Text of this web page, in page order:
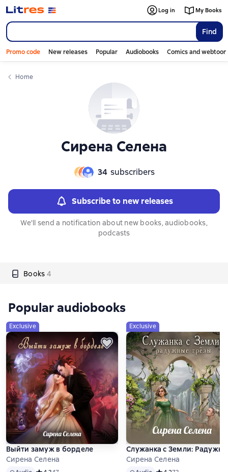
Find
Log in My Books
Promo code New releases Popular Audiobooks Comics and
Home
Сирена Селена
34 subscribers
Subscribe to new releases
We'll send a notification about new books, audiobooks,
podcasts
Books 4
Слайдер с книгами
Popular audiobooks
Exclusive
Выйти замуж в борделе
Сирена Селена
Exclusive
Служанка с Земли:
Сирена Селена